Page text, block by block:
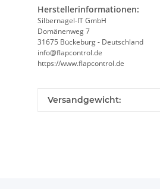
Herstellerinformationen:
Silbernagel-IT GmbH
Domänenweg 7
31675 Bückeburg - Deutschland
info@flapcontrol.de
https://www.flapcontrol.de
Produkteigenschaft
Wert
Versandgewicht: